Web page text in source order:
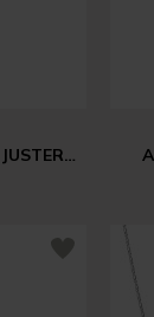
SMALL DAYLIGHT NECKLACE JUSTERBAR 40-46 CM | SØLV